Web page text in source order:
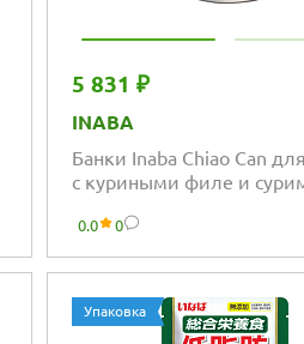
5 831 ₽
INABA
Банки Inaba Chiao Can
с куриными филе и
0.0 0
Упаковка